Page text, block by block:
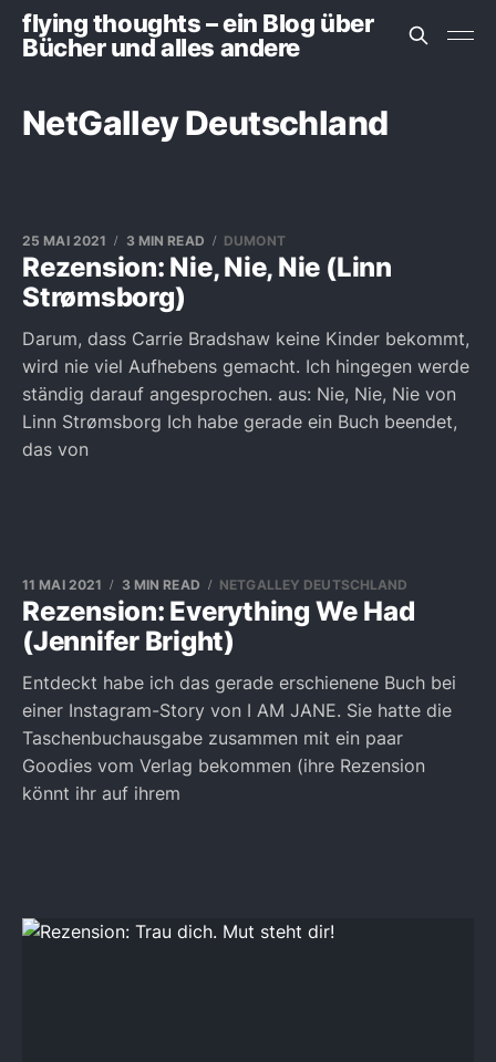
flying thoughts – ein Blog über
Bücher und alles andere
NetGalley Deutschland
Rezension: Nie, Nie, Nie (Linn
Strømsborg)
25 MAI 2021 3 MIN READ DUMONT
Darum, dass Carrie Bradshaw keine Kinder bekommt,
wird nie viel Aufhebens gemacht. Ich hingegen werde
ständig darauf angesprochen. aus: Nie, Nie, Nie von
Linn Strømsborg Ich habe gerade ein Buch beendet,
das von
Rezension: Everything We Had
(Jennifer Bright)
11 MAI 2021 3 MIN READ NETGALLEY DEUTSCHLAND
Entdeckt habe ich das gerade erschienene Buch bei
einer Instagram-Story von I AM JANE. Sie hatte die
Taschenbuchausgabe zusammen mit ein paar
Goodies vom Verlag bekommen (ihre Rezension
könnt ihr auf ihrem